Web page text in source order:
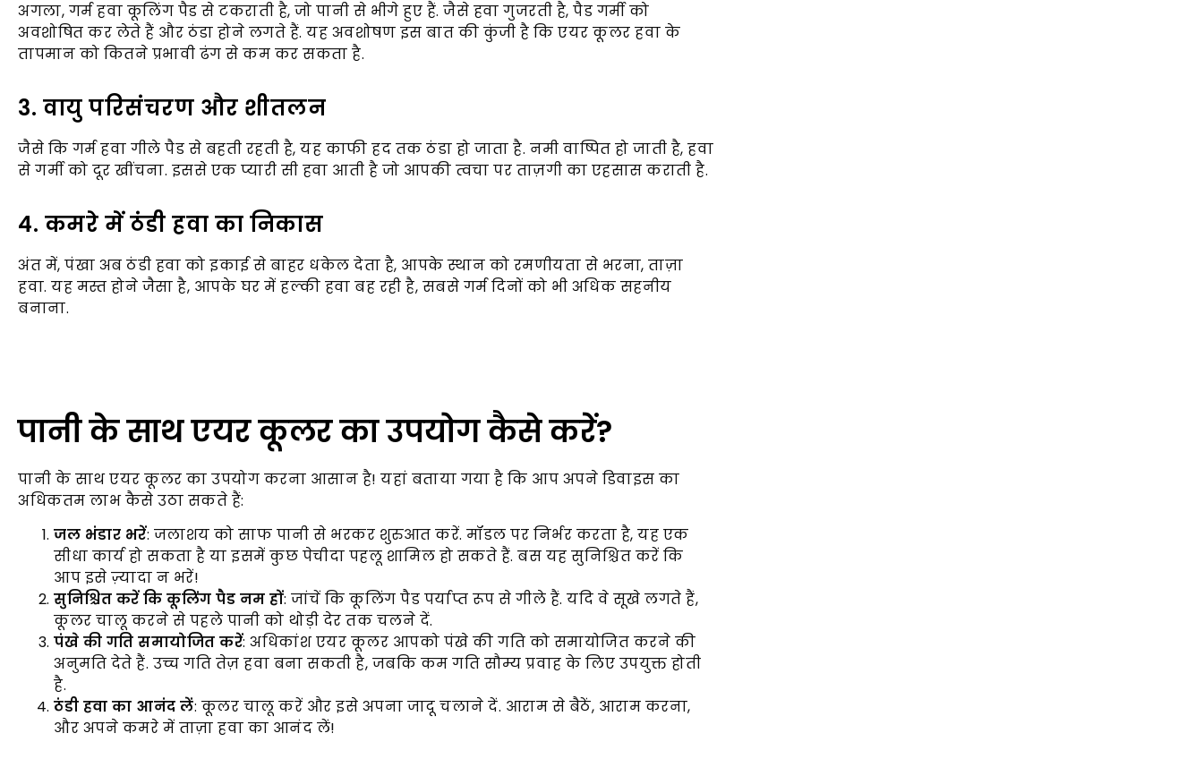
अगला, गर्म हवा कूलिंग पैड से टकराती है, जो पानी से भीगे हुए हैं. जैसे हवा गुजरती है, पैड गर्मी को
अवशोषित कर लेते हैं और ठंडा होने लगते हैं. यह अवशोषण इस बात की कुंजी है कि एयर कूलर हवा के
तापमान को कितने प्रभावी ढंग से कम कर सकता है.
3. वायु परिसंचरण और शीतलन
जैसे कि गर्म हवा गीले पैड से बहती रहती है, यह काफी हद तक ठंडा हो जाता है. नमी वाष्पित हो जाती है, हवा
से गर्मी को दूर खींचना. इससे एक प्यारी सी हवा आती है जो आपकी त्वचा पर ताज़गी का एहसास कराती है.
4. कमरे में ठंडी हवा का निकास
अंत में, पंखा अब ठंडी हवा को इकाई से बाहर धकेल देता है, आपके स्थान को रमणीयता से भरना, ताज़ा
हवा. यह मस्त होने जैसा है, आपके घर में हल्की हवा बह रही है, सबसे गर्म दिनों को भी अधिक सहनीय
बनाना.
पानी के साथ एयर कूलर का उपयोग कैसे करें?
पानी के साथ एयर कूलर का उपयोग करना आसान है! यहां बताया गया है कि आप अपने डिवाइस का
अधिकतम लाभ कैसे उठा सकते हैं:
जल भंडार भरें: जलाशय को साफ पानी से भरकर शुरुआत करें. मॉडल पर निर्भर करता है, यह एक
सीधा कार्य हो सकता है या इसमें कुछ पेचीदा पहलू शामिल हो सकते हैं. बस यह सुनिश्चित करें कि
आप इसे ज़्यादा न भरें!
सुनिश्चित करें कि कूलिंग पैड नम हों: जांचें कि कूलिंग पैड पर्याप्त रूप से गीले हैं. यदि वे सूखे लगते हैं,
कूलर चालू करने से पहले पानी को थोड़ी देर तक चलने दें.
पंखे की गति समायोजित करें: अधिकांश एयर कूलर आपको पंखे की गति को समायोजित करने की
अनुमति देते हैं. उच्च गति तेज़ हवा बना सकती है, जबकि कम गति सौम्य प्रवाह के लिए उपयुक्त होती
है.
ठंडी हवा का आनंद लें: कूलर चालू करें और इसे अपना जादू चलाने दें. आराम से बैठें, आराम करना,
और अपने कमरे में ताज़ा हवा का आनंद लें!